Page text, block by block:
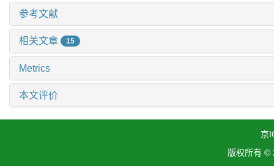
参考文献
相关文章 15
Metrics
本文评价
京
版权所有 ©